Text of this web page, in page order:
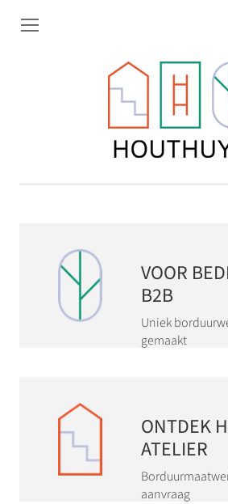
VOOR
B2B
Uniek
gemaakt
ONTDEK
ATELIER
aanvraag